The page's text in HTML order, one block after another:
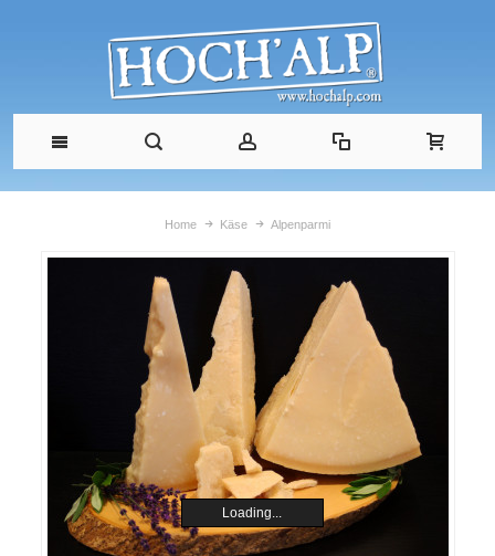
Home Käse Alpenparmi
Loading...